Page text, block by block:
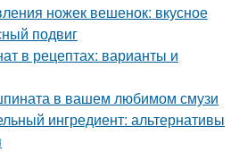
ножек вешенок: вкусное
подвиг
в рецептах: варианты и
в вашем любимом смузи
ингредиент: альтернативы